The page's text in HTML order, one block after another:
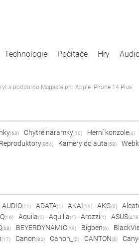
Technologie Počítače Hry
s podporou Magsafe pro Apple iPhone 14 Plus
(63) Chytré náramky(10) Herní konzole(4)
Reproduktory(854) Kamery do auta(58)
(11) ADATA(1) AKAI(19) AKG(2)
(16) Aquila(2) Aquilla(1) Arozzi(1) ASUS
(68) BEYERDYNAMIC(19) Bigben(6)
(17) Canon(82) Canon_ (2) CANTON(8)